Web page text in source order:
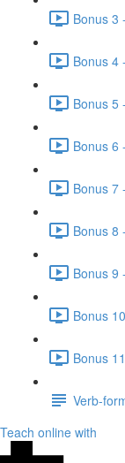
Bonus 3
Bonus 4
Bonus 5
Bonus 6
Bonus 7
Bonus 8
Bonus 9
Bonus
Bonus
Verb-
Teach online with